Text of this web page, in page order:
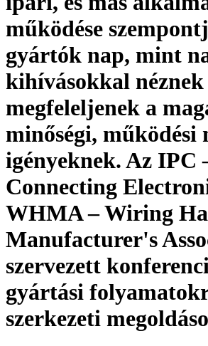
működése
gyártók nap, mint
kihívásokkal néznek
megfeleljenek a
minőségi, működési
igényeknek. Az IPC
Connecting
WHMA – Wiring
Manufacturer's
szervezett
gyártási
szerkezeti